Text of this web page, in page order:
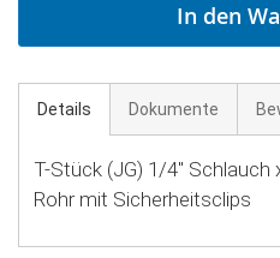
In den
Details Dokumente
T-Stück (JG) 1/4" Schlauch
Rohr mit Sicherheitsclips